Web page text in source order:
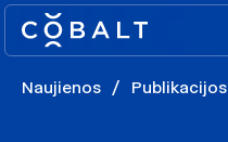
Naujienos / Publikacijos